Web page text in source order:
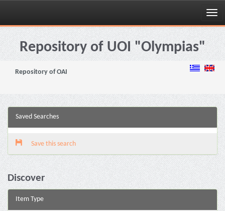
Skip
navigationRepository of UOI "Olympias"
Repository of OAI
Saved Searches
Save this search
Discover
Item Type